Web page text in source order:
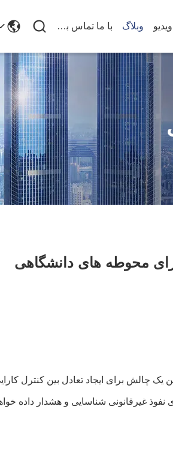
ویدیو وبلاگ با ما تماس بگیرید
محوطه های دانشگاهی
چالش برای ایجاد تعادل بین کنترل
نفوذ غیرقانونی شناسایی و هشدار داده